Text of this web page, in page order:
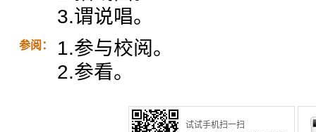
3.谓说唱。
参阅：
1.参与校阅。
2.参看。
试试手机扫一扫